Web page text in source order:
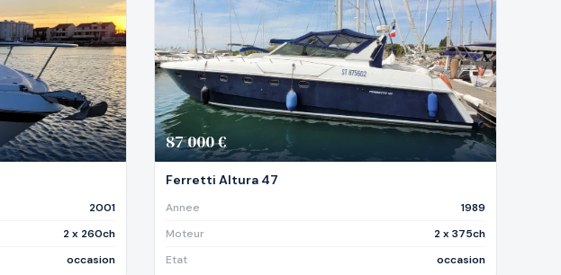
2001
2 x 260ch
occasion
87 000 €
Ferretti Altura 47
Annee
1989
Moteur
2 x 375ch
Etat
occasion